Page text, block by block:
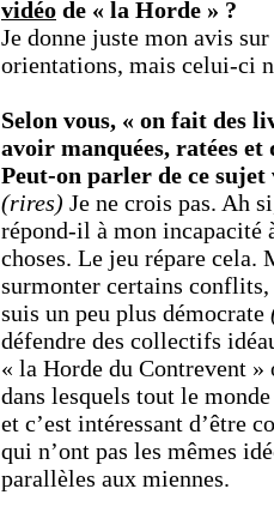
vidéo de « la Horde » ?
Je donne juste mon avis
orientations, mais celui-ci
Selon vous, « on fait des
avoir manquées, ratées
Peut-on parler de ce
(rires) Je ne crois pas. Ah
répond-il à mon incapacité
choses. Le jeu répare cela.
surmonter certains
suis un peu plus démocrate
défendre des collectifs
« la Horde du Contrevent »
dans lesquels tout le
et c’est intéressant d’être
qui n’ont pas les mêmes
parallèles aux miennes.